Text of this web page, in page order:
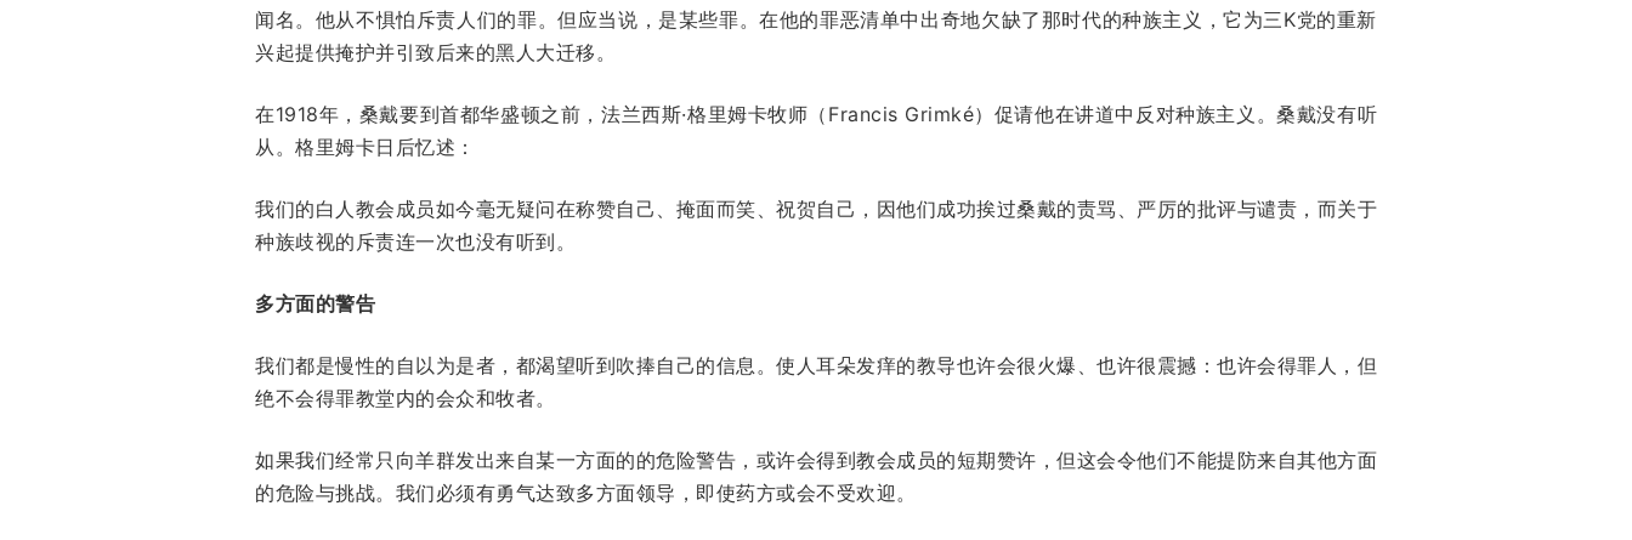
闻名。他从不惧怕斥责人们的罪。但应当说，是某些罪。在他的罪恶清单中出奇地欠缺了那时代的种族主义，它为三K党的重新
兴起提供掩护并引致后来的黑人大迁移。
在1918年，桑戴要到首都华盛顿之前，法兰西斯·格里姆卡牧师（Francis Grimké）促请他在讲道中反对种族主义。桑戴没有听
从。格里姆卡日后忆述：
我们的白人教会成员如今毫无疑问在称赞自己、掩面而笑、祝贺自己，因他们成功挨过桑戴的责骂、严厉的批评与谴责，而关于
种族歧视的斥责连一次也没有听到。
多方面的警告
我们都是慢性的自以为是者，都渴望听到吹捧自己的信息。使人耳朵发痒的教导也许会很火爆、也许很震撼：也许会得罪人，但
绝不会得罪教堂内的会众和牧者。
如果我们经常只向羊群发出来自某一方面的的危险警告，或许会得到教会成员的短期赞许，但这会令他们不能提防来自其他方面
的危险与挑战。我们必须有勇气达致多方面领导，即使药方或会不受欢迎。